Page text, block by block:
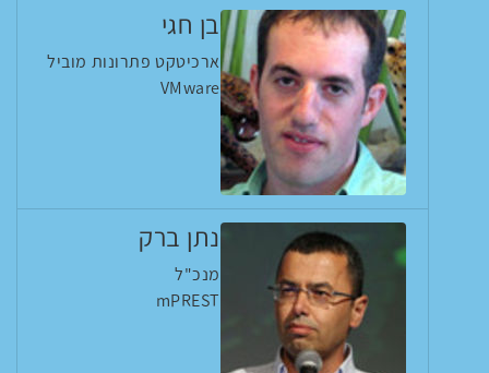
בן חגי
ארכיטקט פתרונות מוביל
VMware
נתן ברק
מנכ"ל
mPREST